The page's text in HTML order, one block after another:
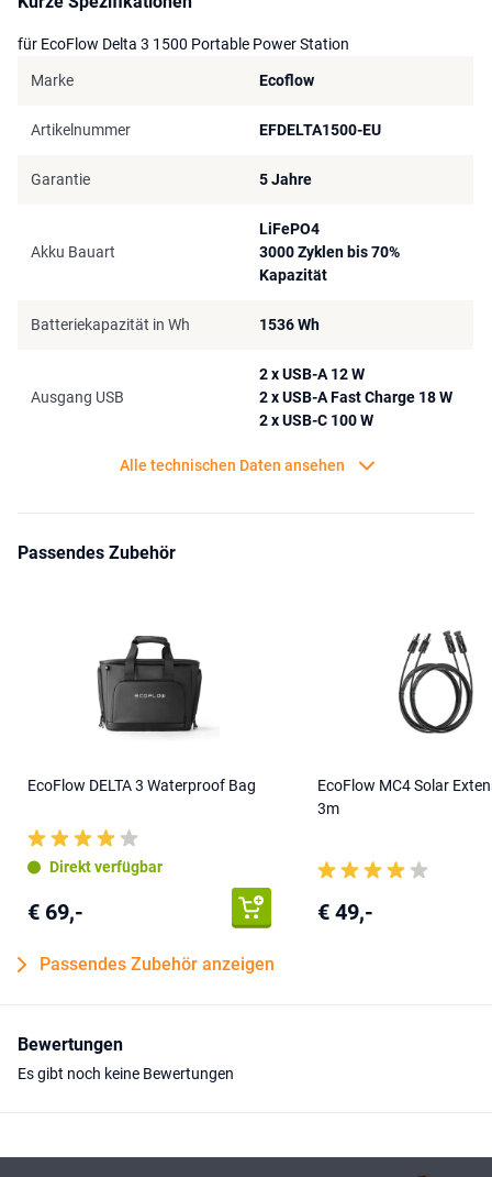
die Gewissheit, dass Ihre Geräte immer funktionieren. Kompakt
Gebrauch.
für EcoFlow Delta 3 1500 Portable Power Station
Marke Ecoflow
Artikelnummer EFDELTA1500-EU
Garantie 5 Jahre
Akku Bauart
LiFePO4
3000 Zyklen bis 70%
Kapazität
Batteriekapazität in Wh 1536 Wh
Ausgang USB
2 x USB-A 12 W
2 x USB-A Fast Charge 18 W
2 x USB-C 100 W
Alle technischen Daten ansehen
Passendes Zubehör
EcoFlow DELTA 3 Waterproof Bag
Direkt verfügbar
€ 69,-
EcoFlow MC4 Solar
3m
€ 49,-
Passendes Zubehör anzeigen
Bewertungen
Es gibt noch keine Bewertungen